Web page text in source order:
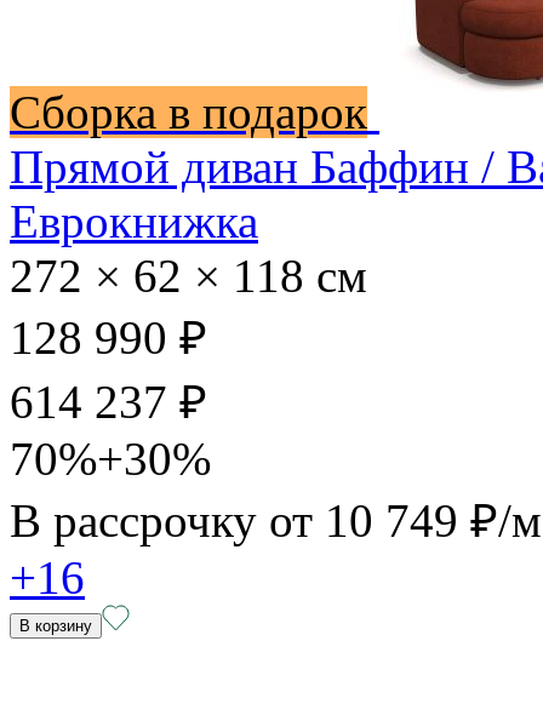
Сборка в подарок
Прямой диван Баффин /
Еврокнижка
272 × 62 × 118 см
128 990 ₽
614 237 ₽
70%+30%
В рассрочку от 10 749 ₽/
+16
В корзину